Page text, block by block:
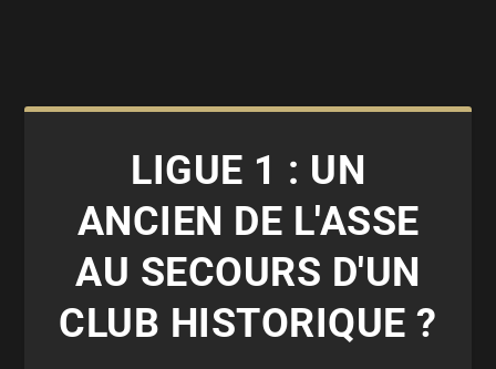
LIGUE 1 : UN
ANCIEN DE L'ASSE
AU SECOURS D'UN
CLUB HISTORIQUE ?